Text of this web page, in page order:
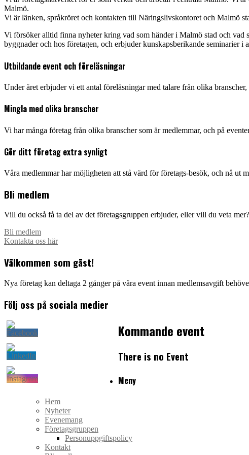
Malmö.
Vi är länken, språkröret och kontakten till Näringslivskontoret och Malmö
Vi försöker alltid finna nyheter kring vad som händer i Malmö stad och
byggnader och hos företagen, och erbjuder kunskapsberikande seminarier i
Utbildande event och föreläsningar
Under året erbjuder vi ett antal föreläsningar med talare från olika
Mingla med olika branscher
Vi har många företag från olika branscher som är medlemmar, och på
Gör ditt företag extra synligt
Våra medlemmar har möjligheten att stå värd för företags-besök, och nå ut
Bli medlem
Vill du också få ta del av det företagsgruppen erbjuder, eller vill du veta
Bli medlem
Kontakta oss här
Välkommen som gäst!
Nya företag kan deltaga 2 gånger på våra event innan medlemsavgift
Följ oss på sociala medier
Kommande event
There is no Event
Meny
Hem
Nyheter
Evenemang
Företagsgruppen
Personuppgiftspolicy
Kontakt